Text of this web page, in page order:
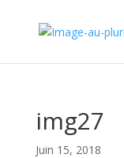
img27
Juin 15, 2018